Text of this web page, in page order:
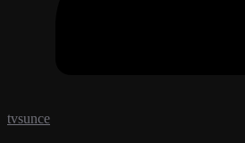
tvsunce